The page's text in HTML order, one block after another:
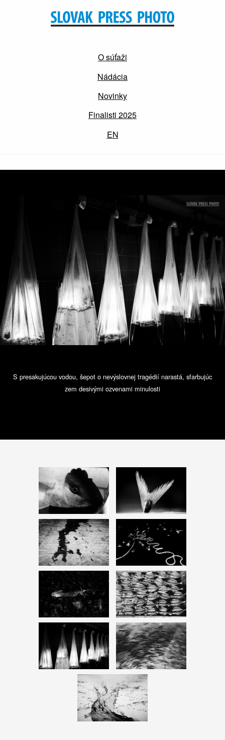
O súťaži
Nádácia
Novinky
Finalisti 2025
EN
S presakujúcou vodou, šepot o nevýslovnej tragédií narastá, sfarbujúc
zem desivými ozvenami minulosti